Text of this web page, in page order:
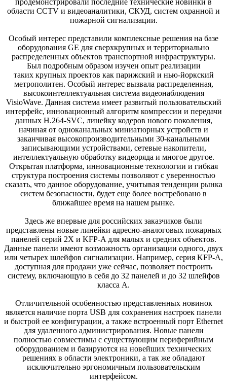
области CCTV и видеоаналитики, СКУД, систем охранной и
пожарной сигнализации.
Особый интерес представили комплексные решения на базе
оборудования GE для сверхкрупных и территориально
распределенных объектов транспортной инфраструктуры.
Был подробным образом изучен опыт реализации
таких крупных проектов как парижский и нью-йоркский
метрополитен. Особый интерес вызвала распределенная,
высокоинтеллектуальная система видеонаблюдения
VisioWave. Данная система имеет развитый пользовательский
интерфейс, инновационный алгоритм компрессии и передачи
данных H.264-SVC, линейку кодеров нового поколения,
начиная от одноканальных миниатюрных устройств и
заканчивая высокопроизводительными 30-канальными
записывающими устройствами, сетевые накопители,
интеллектуальную обработку видеоряда и многое другое.
Открытая платформа, инновационные технологии и гибкая
структура построения системы позволяют с уверенностью
сказать, что данное оборудование, учитывая тенденции рынка
систем безопасности, будет еще более востребовано в
ближайшее время на нашем рынке.
Здесь же впервые для российских заказчиков были
представлены новые линейки адресно-аналоговых пожарных
панелей серий 2Х и KFP-A для малых и средних объектов.
Данные панели имеют возможность организации одного, двух
или четырех шлейфов сигнализации. Например, серия KFP-A,
доступная для продажи уже сейчас, позволяет построить
систему, включающую в себя до 32 панелей и до 32 шлейфов
класса А.
Отличительной особенностью представленных новинок
является наличие порта USB для сохранения настроек панели
и быстрой ее конфигурации, а также встроенный порт Ethernet
для удаленного администрирования. Новые панели
полностью совместимы с существующим периферийным
оборудованием и базируются на новейших технических
решениях в области электроники, а так же обладают
исключительно эргономичным пользовательским
интерфейсом.